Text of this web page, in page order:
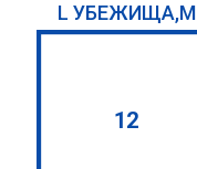
L УБЕЖИЩА,М
12